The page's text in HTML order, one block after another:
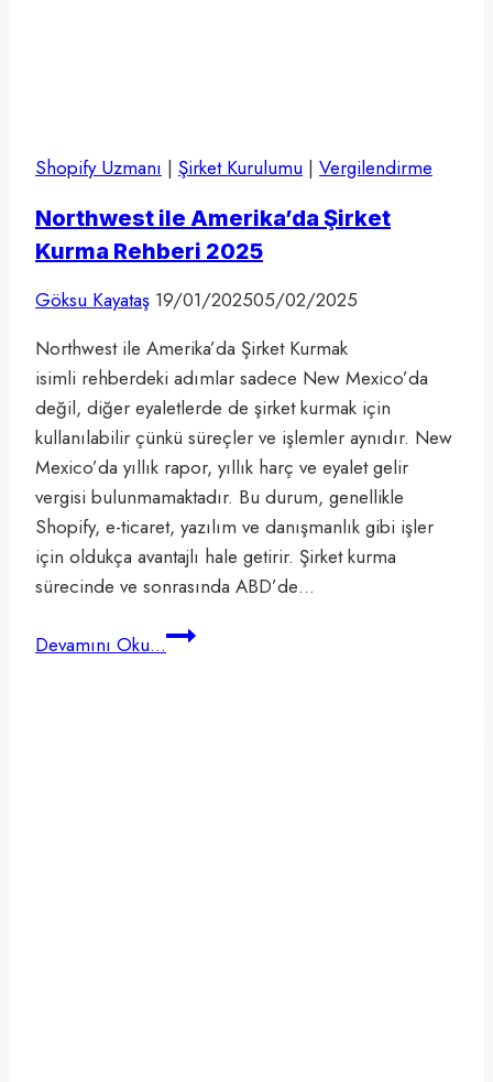
Shopify Uzmanı | Şirket Kurulumu | Vergilendirme
Northwest ile Amerika’da Şirket
Kurma Rehberi 2025
Göksu Kayataş 19/01/202505/02/2025
Northwest ile Amerika’da Şirket Kurmak
isimli rehberdeki adımlar sadece New Mexico’da
değil, diğer eyaletlerde de şirket kurmak için
kullanılabilir çünkü süreçler ve işlemler aynıdır. New
Mexico’da yıllık rapor, yıllık harç ve eyalet gelir
vergisi bulunmamaktadır. Bu durum, genellikle
Shopify, e-ticaret, yazılım ve danışmanlık gibi işler
için oldukça avantajlı hale getirir. Şirket kurma
sürecinde ve sonrasında ABD’de…
Devamını Oku...Northwest